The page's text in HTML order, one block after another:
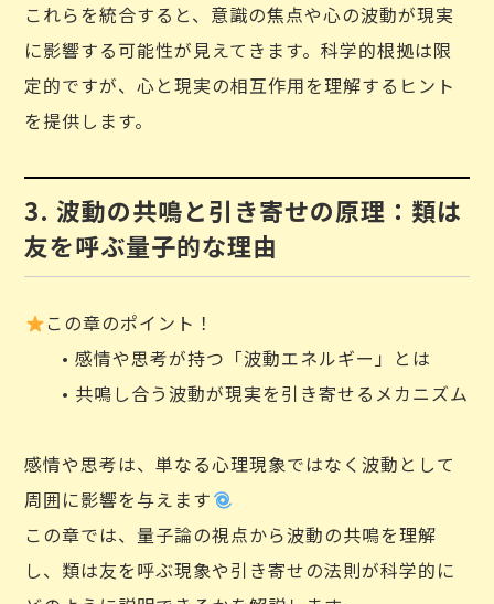
これらを統合すると、意識の焦点や心の波動が現実
に影響する可能性が見えてきます。科学的根拠は限
定的ですが、心と現実の相互作用を理解するヒント
を提供します。
3. 波動の共鳴と引き寄せの原理：類は
友を呼ぶ量子的な理由
この章のポイント！
• 感情や思考が持つ「波動エネルギー」とは
• 共鳴し合う波動が現実を引き寄せるメカニズム
感情や思考は、単なる心理現象ではなく波動として
周囲に影響を与えます
この章では、量子論の視点から波動の共鳴を理解
し、類は友を呼ぶ現象や引き寄せの法則が科学的に